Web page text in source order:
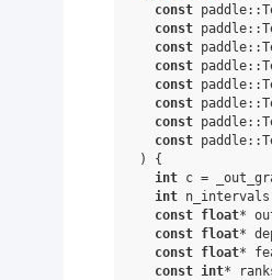
const paddle::
const paddle::
const paddle::
const paddle::
const paddle::
const paddle::
const paddle::
const paddle::
)
{
int c =
int n_intervals
const float*
const float*
const float*
const int*